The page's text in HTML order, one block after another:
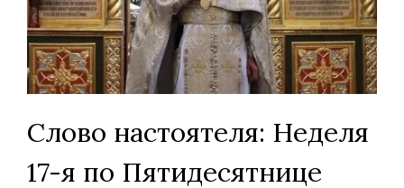
Слово настоятеля: Неделя
17-я по Пятидесятнице